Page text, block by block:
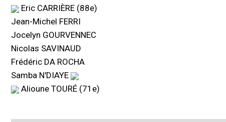
Eric CARRIÈRE (88e)
Jean-Michel FERRI
Jocelyn GOURVENNEC
Nicolas SAVINAUD
Frédéric DA ROCHA
Samba N'DIAYE
Alioune TOURÉ (71e)